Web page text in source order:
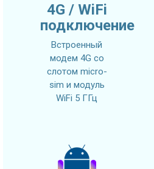
4G / WiFi
подключение
Встроенный
модем 4G со
слотом micro-
sim и модуль
WiFi 5 ГГц